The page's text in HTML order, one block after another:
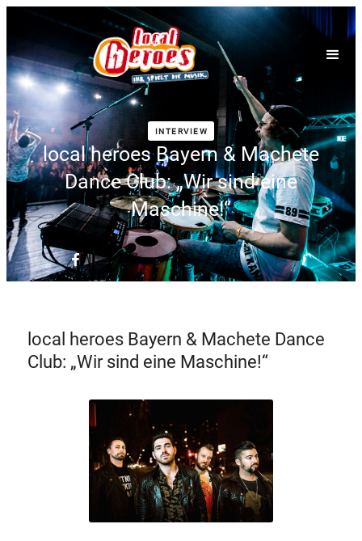
INTERVIEW
local heroes Bayern & Machete
Dance Club: „Wir sind eine
Maschine!“
local heroes Bayern & Machete Dance
Club: „Wir sind eine Maschine!“